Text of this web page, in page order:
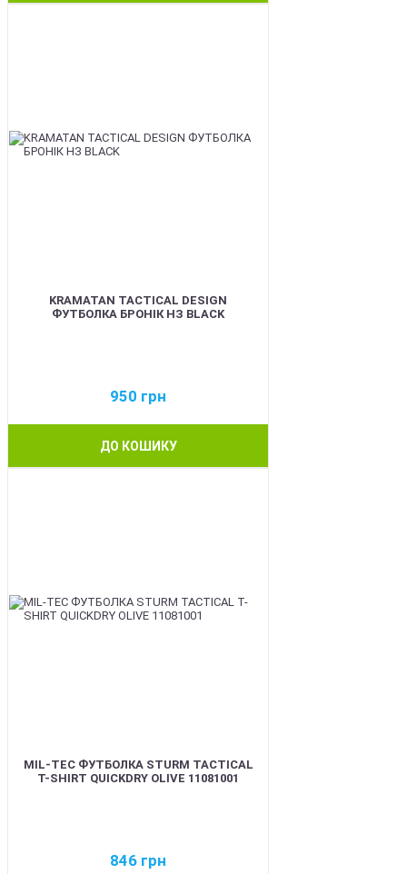
KRAMATAN TACTICAL DESIGN
ФУТБОЛКА БРОНІК НЗ BLACK
950 грн
ДО КОШИКУ
MIL-TEC ФУТБОЛКА STURM TACTICAL
T-SHIRT QUICKDRY OLIVE 11081001
846 грн